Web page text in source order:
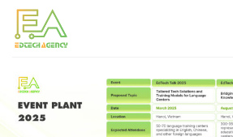
Skip
content